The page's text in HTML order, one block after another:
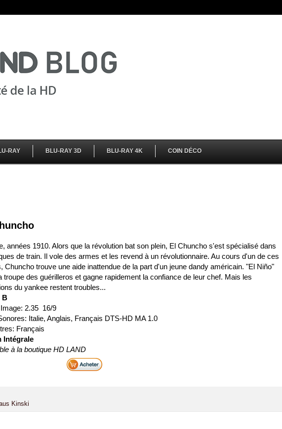
RAY BLU-RAY 3D BLU-RAY 4K COIN DÉCO
années 1910. Alors que la révolution bat son plein, El Chuncho s'est spécialisé dans
de train. Il vole des armes et les revend à un révolutionnaire. Au cours d'un de ces
Chuncho trouve une aide inattendue de la part d'un jeune dandy américain. "El Niño"
troupe des guérilleros et gagne rapidement la confiance de leur chef. Mais les
du yankee restent troubles...
B
2.35 16/9
Italie, Anglais, Français DTS-HD MA 1.0
Français
Intégrale
à la boutique HD LAND
Kinski